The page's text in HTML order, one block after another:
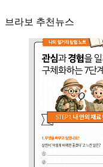
브라보 추천뉴스